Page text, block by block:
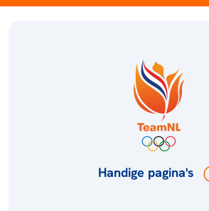
Handige pagina's